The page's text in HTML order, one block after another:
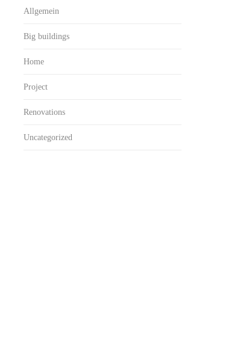
Allgemein
Big buildings
Home
Project
Renovations
Uncategorized